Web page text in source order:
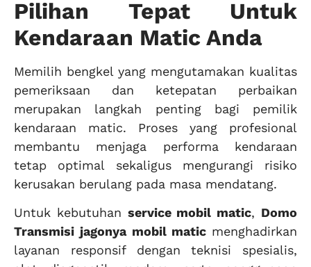
Pilihan Tepat Untuk
Kendaraan Matic Anda
Memilih bengkel yang mengutamakan kualitas
pemeriksaan dan ketepatan perbaikan
merupakan langkah penting bagi pemilik
kendaraan matic. Proses yang profesional
membantu menjaga performa kendaraan
tetap optimal sekaligus mengurangi risiko
kerusakan berulang pada masa mendatang.
Untuk kebutuhan service mobil matic, Domo
Transmisi jagonya mobil maticmenghadirkan
layanan responsif dengan teknisi spesialis,